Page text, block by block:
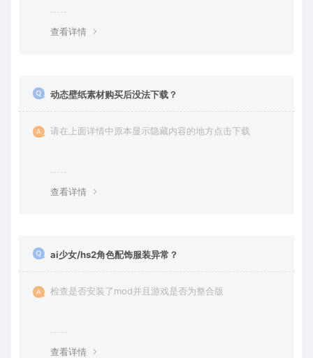
查看详情
动态壁纸素材购买后没法下载？
请在上面详情中原本显示隐藏内容的地方点击下载
查看详情
ai少女/hs2角色配饰服装异常？
检查是否安装了mod并且游戏是否为整合版
查看详情